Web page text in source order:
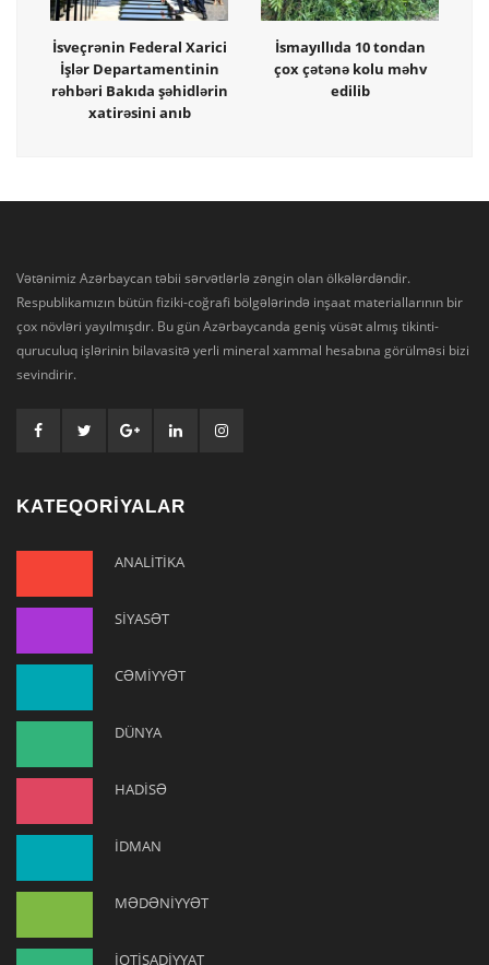
İsveçrənin Federal Xarici
İşlər Departamentinin
rəhbəri Bakıda şəhidlərin
xatirəsini anıb
İsmayıllıda 10 tondan
çox çətənə kolu məhv
edilib
Vətənimiz Azərbaycan təbii sərvətlərlə zəngin olan ölkələrdəndir.
Respublikamızın bütün fiziki-coğrafi bölgələrində inşaat materiallarının bir
çox növləri yayılmışdır. Bu gün Azərbaycanda geniş vüsət almış tikinti-
quruculuq işlərinin bilavasitə yerli mineral xammal hesabına görülməsi bizi
sevindirir.
KATEQORİYALAR
ANALİTİKA
SİYASƏT
CƏMİYYƏT
DÜNYA
HADİSƏ
İDMAN
MƏDƏNİYYƏT
İQTİSADİYYAT